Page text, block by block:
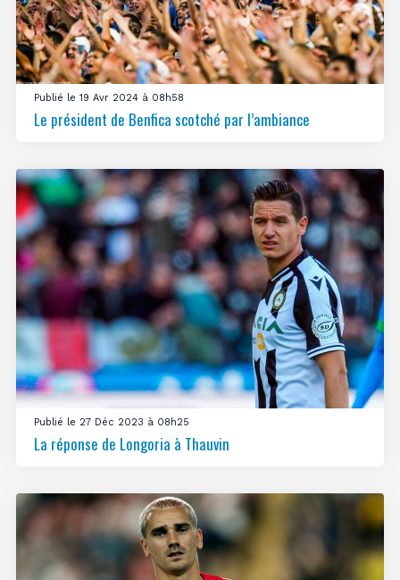
Publié le 19 Avr 2024 à 08h58
Le président de Benfica scotché par l’ambiance
Publié le 27 Déc 2023 à 08h25
La réponse de Longoria à Thauvin